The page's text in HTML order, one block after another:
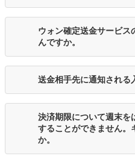
ウォン確定送金サービス
んですか。
送金相手先に通知される
決済期限について週末を
することができません。
か。